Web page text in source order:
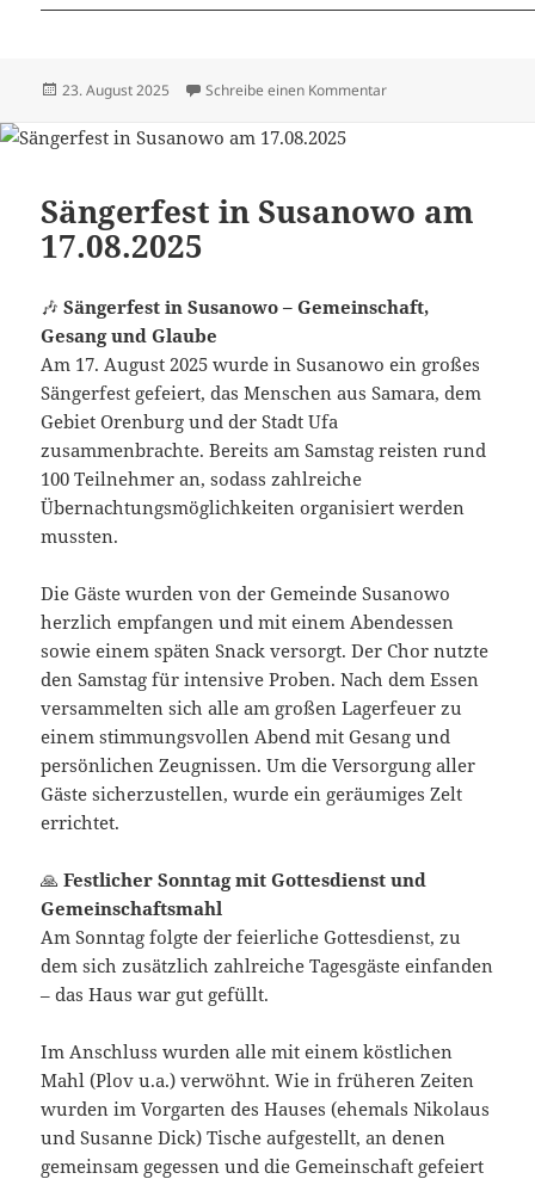
Veröffentlicht
23. August 2025 Schreibe einen Kommentarzu Dimitri Mannikow
Sängerfest in Susanowo am
17.08.2025
🎶Sängerfest in Susanowo – Gemeinschaft,
Gesang und Glaube
Am 17. August 2025 wurde in Susanowo ein großes
Sängerfest gefeiert, das Menschen aus Samara, dem
Gebiet Orenburg und der Stadt Ufa
zusammenbrachte. Bereits am Samstag reisten rund
100 Teilnehmer an, sodass zahlreiche
Übernachtungsmöglichkeiten organisiert werden
mussten.
Die Gäste wurden von der Gemeinde Susanowo
herzlich empfangen und mit einem Abendessen
sowie einem späten Snack versorgt. Der Chor nutzte
den Samstag für intensive Proben. Nach dem Essen
versammelten sich alle am großen Lagerfeuer zu
einem stimmungsvollen Abend mit Gesang und
persönlichen Zeugnissen. Um die Versorgung aller
Gäste sicherzustellen, wurde ein geräumiges Zelt
errichtet.
🙏Festlicher Sonntag mit Gottesdienst und
Gemeinschaftsmahl
Am Sonntag folgte der feierliche Gottesdienst, zu
dem sich zusätzlich zahlreiche Tagesgäste einfanden
– das Haus war gut gefüllt.
Im Anschluss wurden alle mit einem köstlichen
Mahl (Plov u.a.) verwöhnt. Wie in früheren Zeiten
wurden im Vorgarten des Hauses (ehemals Nikolaus
und Susanne Dick) Tische aufgestellt, an denen
gemeinsam gegessen und die Gemeinschaft gefeiert